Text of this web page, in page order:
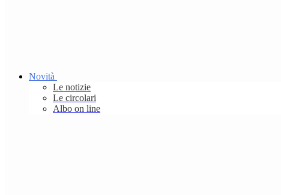
Novità
Le notizie
Le circolari
Albo on line